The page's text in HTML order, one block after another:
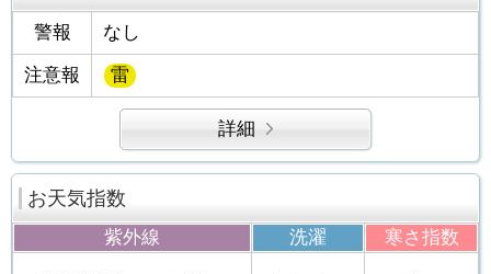
警報 なし
注意報 雷
詳細
お天気指数
紫外線 洗濯 寒さ指数